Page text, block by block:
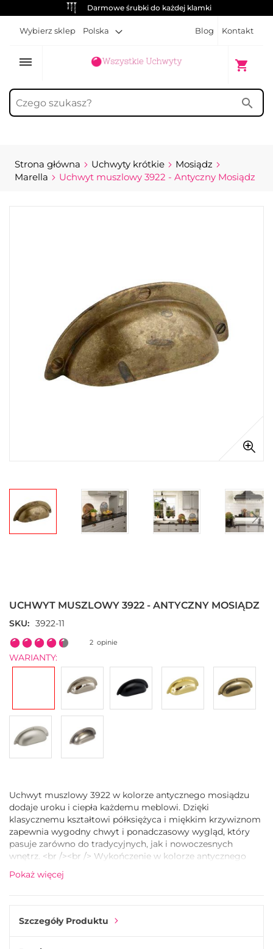
Darmowe śrubki do każdej klamki
Blog Kontakt
Wybierz sklep Polska
dehaze shopping_cart
Mój
search
Strona główna Uchwyty krótkie
Mosiądz
Marella
Uchwyt muszlowy 3922 - Antyczny Mosiądz
galerii
UCHWYT MUSZLOWY 3922 - ANTYCZNY MOSIĄDZ
SKU
3922-11
Ocena:
90
% of100
2 opinie
WARIANTY:
Uchwyt muszlowy 3922 w kolorze antycznego mosiądzu
dodaje uroku i ciepła każdemu meblowi. Dzięki
klasycznemu kształtowi półksiężyca i miękkim krzywiznom
zapewnia wygodny chwyt i ponadczasowy wygląd, który
pasuje zarówno do tradycyjnych, jak i nowoczesnych
wnętrz. <br /><br /> Wykończenie w kolorze antycznego
mosiądzu wnosi bogaty, postarzany charakter, który pięknie
komponuje się z malowanymi szafkami, ciemnym
mocowanie utrzymuje front w czystości i porządku. <br />
Pokaż więcej
Szczegóły Produktu